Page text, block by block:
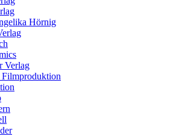
Hörnig
Verlag